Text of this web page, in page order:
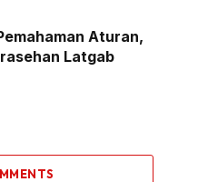
Aturan,
Latgab